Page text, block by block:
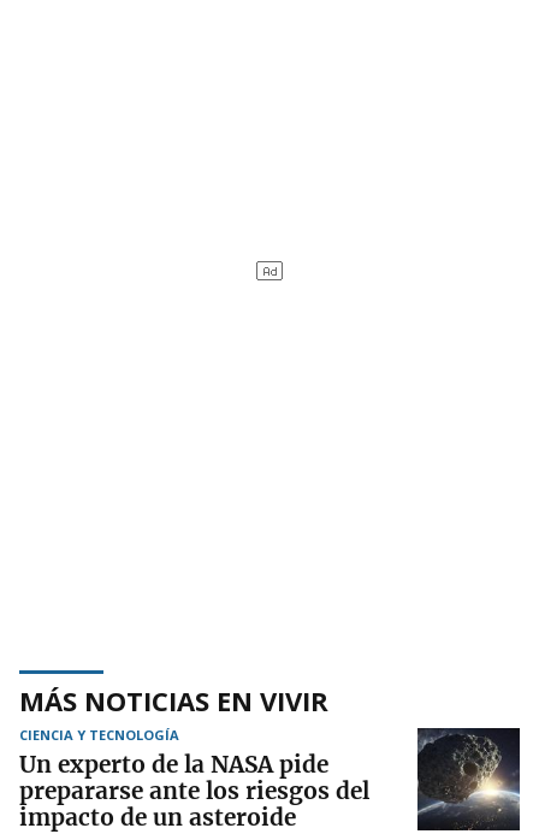
MÁS NOTICIAS EN VIVIR
CIENCIA Y TECNOLOGÍA
Un experto de la NASA pide
prepararse ante los riesgos del
impacto de un asteroide